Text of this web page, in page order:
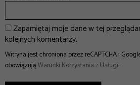
Zapamiętaj moje dane w tej
kolejnych komentarzy.
Witryna jest chroniona przez reCAPTCHA i
obowiązująWarunki Korzystania z Usługi.